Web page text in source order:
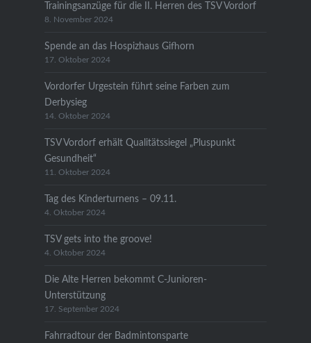
Trainingsanzüge für die II. Herren des TSV Vordorf
8. November 2024
Spende an das Hospizhaus Gifhorn
17. Oktober 2024
Vordorfer Urgestein führt seine Farben zum
Derbysieg
14. Oktober 2024
TSV Vordorf erhält Qualitätssiegel „Pluspunkt
Gesundheit“
11. Oktober 2024
Tag des Kinderturnens – 09.11.
4. Oktober 2024
TSV gets into the groove!
4. Oktober 2024
Die Alte Herren bekommt C-Junioren-
Unterstützung
17. September 2024
Fahrradtour der Badmintonsparte